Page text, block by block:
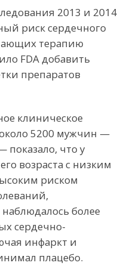
2013 и 2014
риск сердечного
терапию
FDA добавить
препаратов
клиническое
5200 мужчин —
показало, что у
возраста с низким
риском
более
сердечно-
инфаркт и
плацебо.